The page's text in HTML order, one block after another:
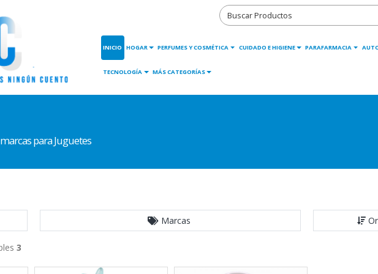
INICIO HOGAR PERFUMES Y COSMÉTICA CUIDADO E HIGIENE PARAFARMACIA
TECNOLOGÍA MÁS CATEGORÍAS
para Juguetes
Marcas
3